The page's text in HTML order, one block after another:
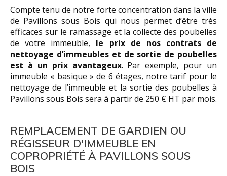
Compte tenu de notre forte concentration dans la ville
de Pavillons sous Bois qui nous permet d’être très
efficaces sur le ramassage et la collecte des poubelles
de votre immeuble, le prix de nos contrats de
nettoyage d’immeubles et de sortie de poubelles
est à un prix avantageux. Par exemple, pour un
immeuble « basique » de 6 étages, notre tarif pour le
nettoyage de l’immeuble et la sortie des poubelles à
Pavillons sous Bois sera à partir de 250 € HT par mois.
REMPLACEMENT DE GARDIEN OU
RÉGISSEUR D'IMMEUBLE EN
COPROPRIÉTÉ À PAVILLONS SOUS
BOIS